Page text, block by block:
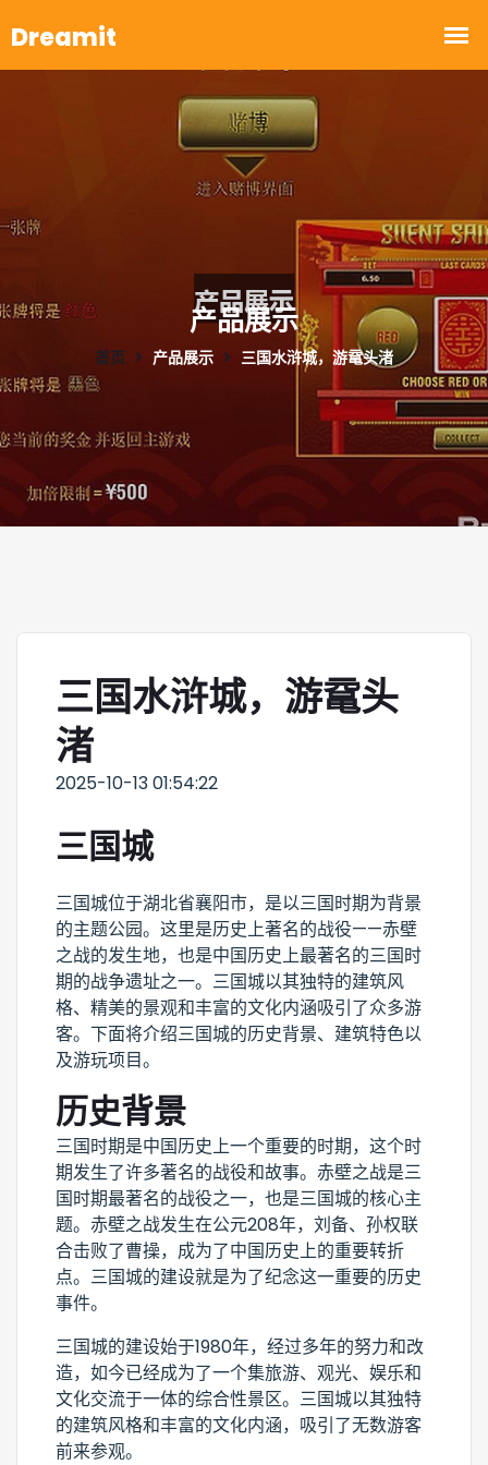
产品展示
首页 产品展示 三国水浒城，游鼋头渚
三国水浒城，游鼋头
渚
2025-10-13 01:54:22
三国城
三国城位于湖北省襄阳市，是以三国时期为背景
的主题公园。这里是历史上著名的战役——赤壁
之战的发生地，也是中国历史上最著名的三国时
期的战争遗址之一。三国城以其独特的建筑风
格、精美的景观和丰富的文化内涵吸引了众多游
客。下面将介绍三国城的历史背景、建筑特色以
及游玩项目。
历史背景
三国时期是中国历史上一个重要的时期，这个时
期发生了许多著名的战役和故事。赤壁之战是三
国时期最著名的战役之一，也是三国城的核心主
题。赤壁之战发生在公元208年，刘备、孙权联
合击败了曹操，成为了中国历史上的重要转折
点。三国城的建设就是为了纪念这一重要的历史
事件。
三国城的建设始于1980年，经过多年的努力和改
造，如今已经成为了一个集旅游、观光、娱乐和
文化交流于一体的综合性景区。三国城以其独特
的建筑风格和丰富的文化内涵，吸引了无数游客
前来参观。